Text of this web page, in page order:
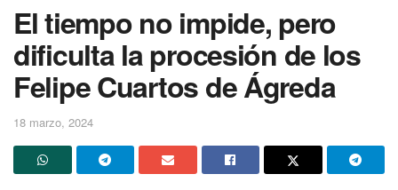
El tiempo no impide, pero
dificulta la procesión de los
Felipe Cuartos de Ágreda
18 marzo, 2024